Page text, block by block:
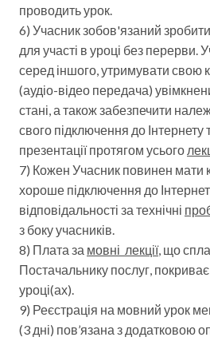
проводить урок.
6) Учасник зобов'язаний зробити
для участі в уроці без перерви.
серед іншого, утримувати свою
(аудіо-відео передача)
стані, а також забезпечити
свого підключення до Інтернету
презентації протягом усього
7) Кожен Учасник повинен мати
хороше підключення до
відповідальності за технічні
з боку учасників.
8) Плата за мовні лекції, що
Постачальнику послуг, покриває
уроці(ах).
9) Реєстрація на мовний урок
(3 дні) пов’язана з додатковою